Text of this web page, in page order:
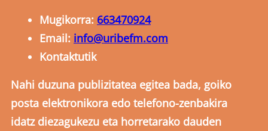
Mugikorra: 663470924
Email: info@uribefm.com
Kontaktutik
Nahi duzuna publizitatea egitea bada, goiko
posta elektronikora edo telefono-zenbakira
idatz diezagukezu eta horretarako dauden